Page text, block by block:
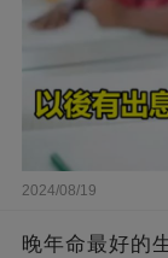
2024/08/19
晚年命最好的